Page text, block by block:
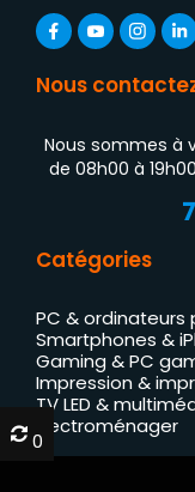
Nous
Nous sommes à
de 08h00 à
Catégories
PC & ordinateurs
Smartphones &
Gaming & PC
Impression &
TV LED &
Électroménager
0
0